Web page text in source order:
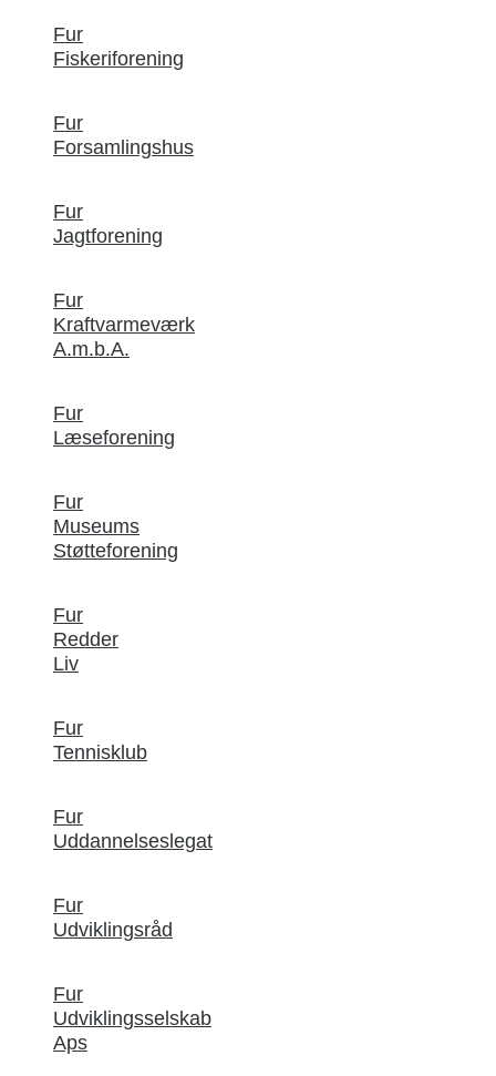
Fur
Fiskeriforening
Fur
Forsamlingshus
Fur
Jagtforening
Fur
Kraftvarmeværk
A.m.b.A.
Fur
Læseforening
Fur
Museums
Støtteforening
Fur
Redder
Liv
Fur
Tennisklub
Fur
Uddannelseslegat
Fur
Udviklingsråd
Fur
Udviklingsselskab
Aps